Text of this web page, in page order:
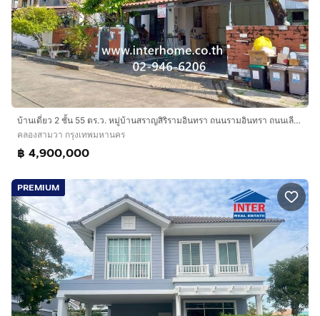
บ้านเดี่ยว 2 ชั้น 55 ตร.ว. หมู่บ้านสราญสิริรามอินทรา ถนนรามอินทรา ถนนเลียบคลองสอง เขตคลองสามวา กรุงเทพมหานคร
คลองสามวา กรุงเทพมหานคร
฿ 4,900,000
PREMIUM